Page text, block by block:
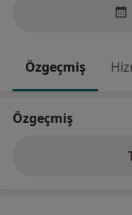
Özgeçmiş
Özgeçmiş